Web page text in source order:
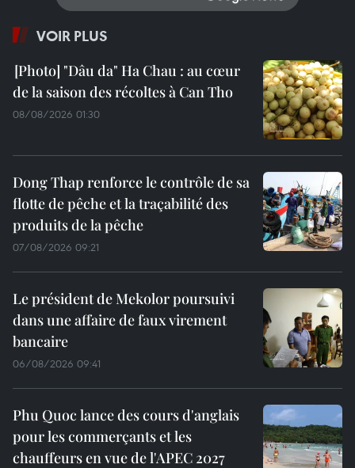
VOIR PLUS
"Dâu da" Ha Chau : au cœur
de la saison des récoltes à Can Tho
08/08/2026 01:30
Dong Thap renforce le contrôle de sa
flotte de pêche et la traçabilité des
produits de la pêche
07/08/2026 09:21
Le président de Mekolor poursuivi
dans une affaire de faux virement
bancaire
06/08/2026 09:41
Phu Quoc lance des cours d'anglais
pour les commerçants et les
chauffeurs en vue de l'APEC 2027